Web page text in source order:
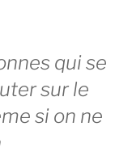
qui se
sur le
si on ne